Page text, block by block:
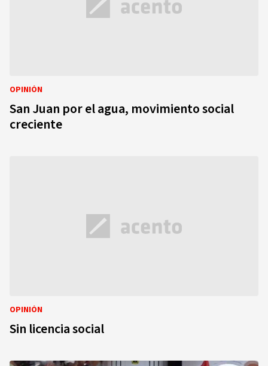
OPINIÓN
San Juan por el agua, movimiento social
creciente
OPINIÓN
Sin licencia social